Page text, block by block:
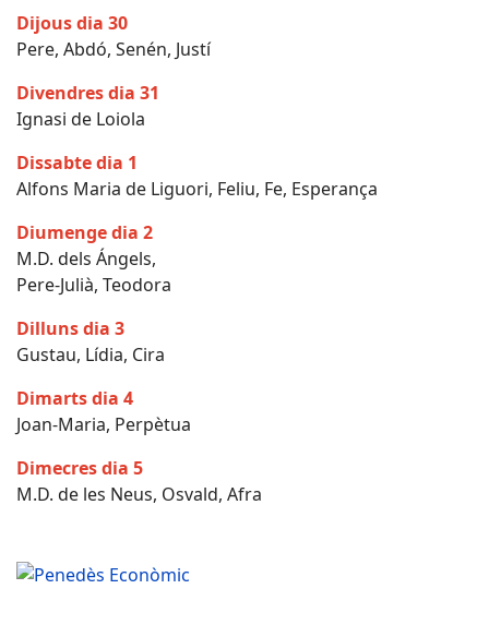
Dijous dia 30
Pere, Abdó, Senén, Justí
Divendres dia 31
Ignasi de Loiola
Dissabte dia 1
Alfons Maria de Liguori, Feliu, Fe, Esperança
Diumenge dia 2
M.D. dels Ángels,
Pere-Julià, Teodora
Dilluns dia 3
Gustau, Lídia, Cira
Dimarts dia 4
Joan-Maria, Perpètua
Dimecres dia 5
M.D. de les Neus, Osvald, Afra